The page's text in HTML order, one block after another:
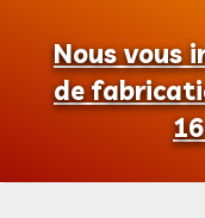
Nous vous
de